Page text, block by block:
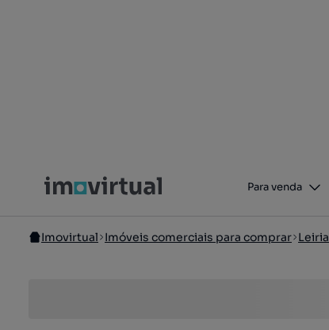
Para venda
Imovirtual Imóveis comerciais para comprar Leiria